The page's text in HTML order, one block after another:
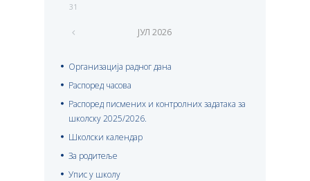
31
ЈУЛ 2026
Организација радног дана
Распоред часова
Распоред писмених и контролних задатака за
школску 2025/2026.
Школски календар
За родитеље
Упис у школу